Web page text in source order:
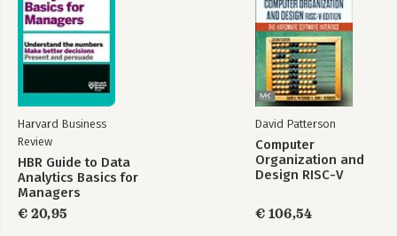
Harvard Business
Review
HBR Guide to Data
Analytics Basics for
Managers
€ 20,95
David Patterson
Computer
Organization and
Design RISC-V
€ 106,54